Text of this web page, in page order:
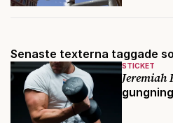
Senaste texterna taggade
STICKET
Jeremiah
gungning